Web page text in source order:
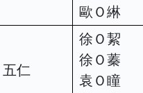
歐Ｏ綝
五仁
徐Ｏ絜
徐Ｏ蓁
袁Ｏ瞳